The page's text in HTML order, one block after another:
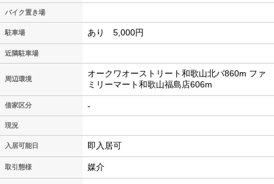
バイク置き場
駐車場 あり 5,000円
近隣駐車場
周辺環境
オークワオーストリート和歌山北バ860m ファ
ミリーマート和歌山福島店606m
借家区分 -
現況
入居可能日 即入居可
取引態様 媒介